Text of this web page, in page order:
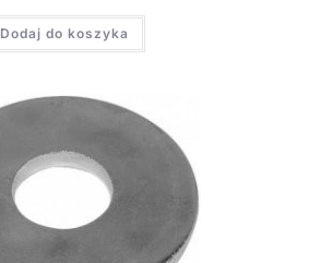
Dodaj do koszyka